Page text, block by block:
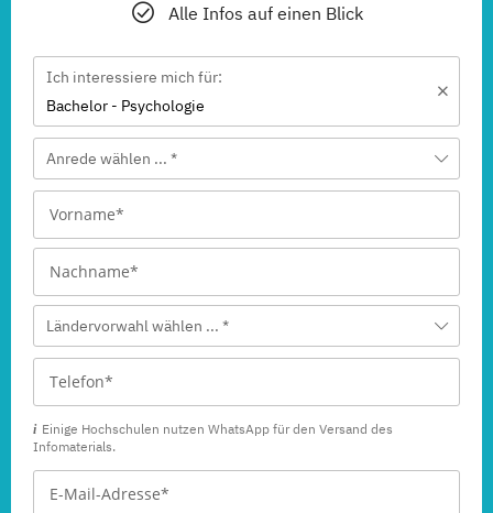
Alle Infos auf einen Blick
Ich interessiere mich für:
Bachelor - Psychologie
Anrede wählen ... *
Ländervorwahl wählen ... *
Einige Hochschulen nutzen WhatsApp für den Versand des
Infomaterials.